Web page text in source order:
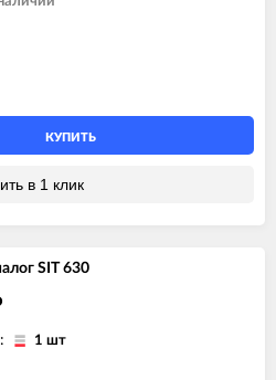
КУПИТЬ
в 1 клик
SIT 630
1 шт